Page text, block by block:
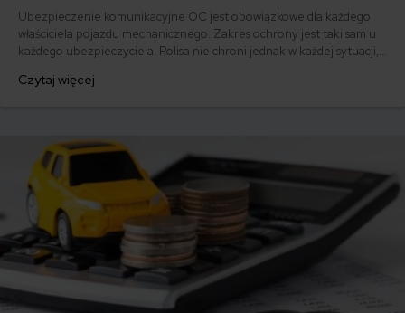
Ubezpieczenie komunikacyjne OC jest obowiązkowe dla każdego
właściciela pojazdu mechanicznego. Zakres ochrony jest taki sam u
każdego ubezpieczyciela. Polisa nie chroni jednak w każdej sytuacji,
Czytaj więcej